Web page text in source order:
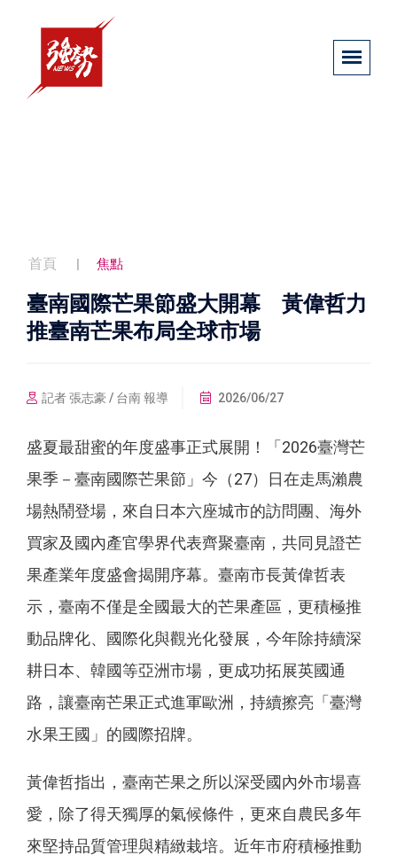
首頁 焦點
臺南國際芒果節盛大開幕 黃偉哲力
推臺南芒果布局全球市場
記者 張志豪 / 台南 報導 2026/06/27
盛夏最甜蜜的年度盛事正式展開！「2026臺灣芒
果季－臺南國際芒果節」今（27）日在走馬瀨農
場熱鬧登場，來自日本六座城市的訪問團、海外
買家及國內產官學界代表齊聚臺南，共同見證芒
果產業年度盛會揭開序幕。臺南市長黃偉哲表
示，臺南不僅是全國最大的芒果產區，更積極推
動品牌化、國際化與觀光化發展，今年除持續深
耕日本、韓國等亞洲市場，更成功拓展英國通
路，讓臺南芒果正式進軍歐洲，持續擦亮「臺灣
水果王國」的國際招牌。
黃偉哲指出，臺南芒果之所以深受國內外市場喜
愛，除了得天獨厚的氣候條件，更來自農民多年
來堅持品質管理與精緻栽培。近年市府積極推動